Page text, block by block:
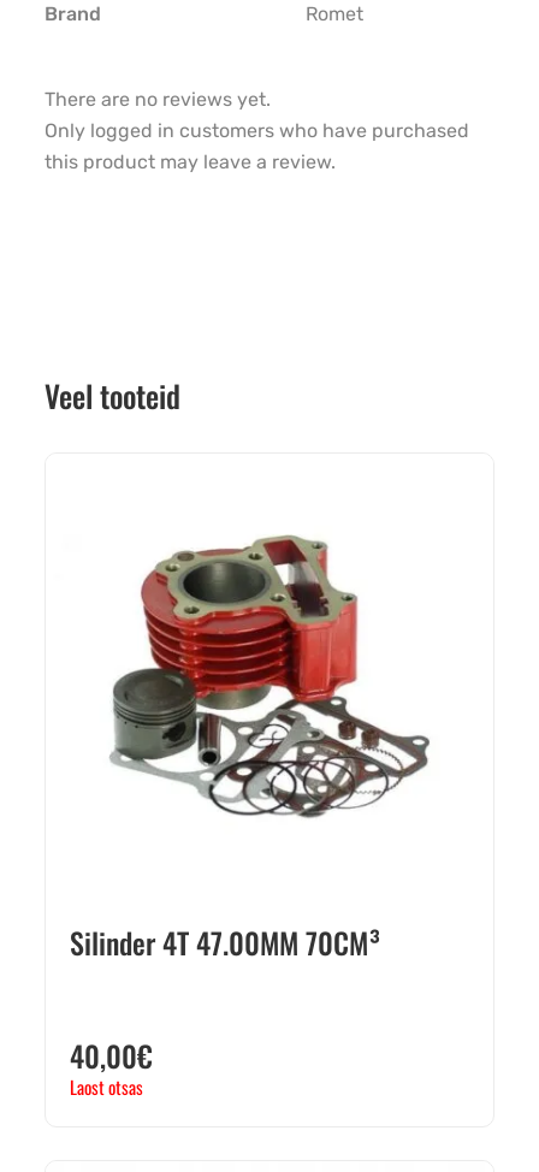
Brand Romet
There are no reviews yet.
Only logged in customers who have purchased
this product may leave a review.
Veel tooteid
Silinder 4T 47.00MM 70CM³
40,00€
Laost otsas